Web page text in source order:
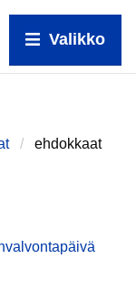
Valikko
ehdokkaat